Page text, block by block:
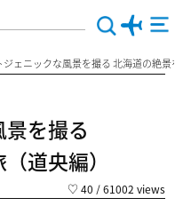
ジェニックな風景を撮る 北海道の絶景
を撮る
道央編）
♡ 40 / 61002 views